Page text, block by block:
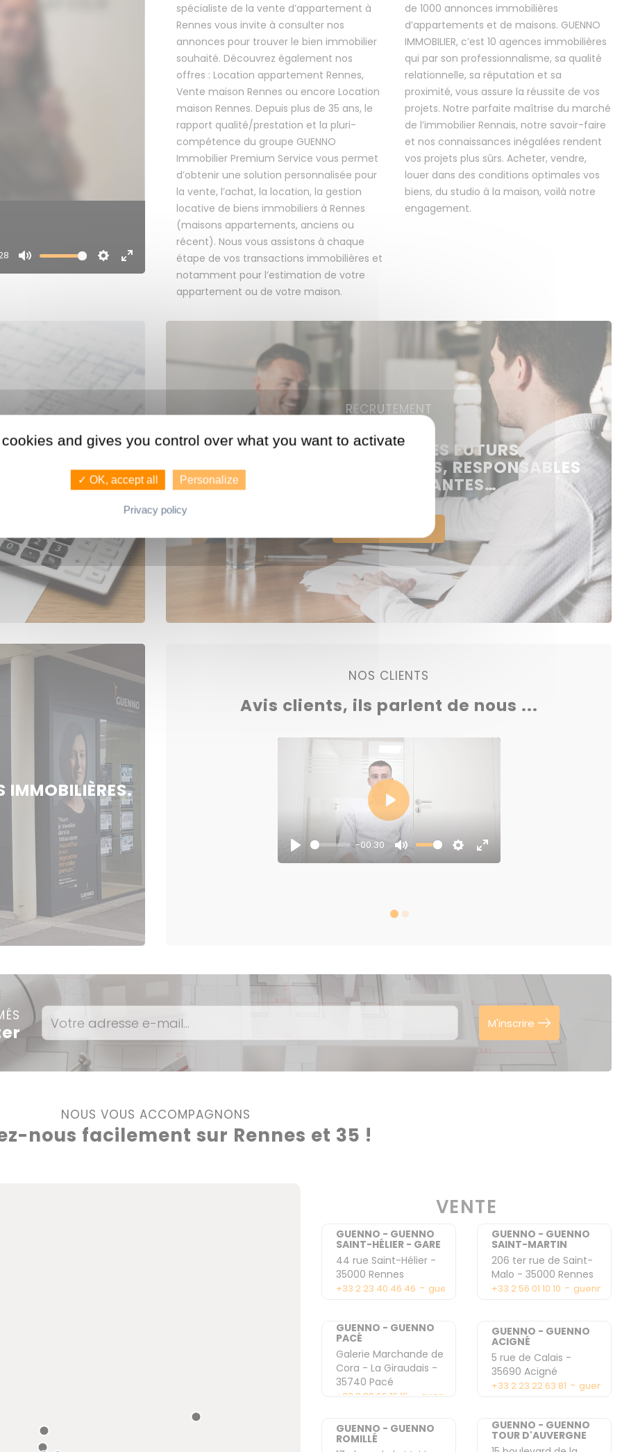
Settings
Enter
spécialiste de la vente d’appartement à
Rennes vous invite à consulter nos
annonces pour trouver le bien immobilier
souhaité. Découvrez également nos
offres : Location appartement Rennes,
Vente maison Rennes ou encore Location
maison Rennes. Depuis plus de 35 ans, le
rapport qualité/prestation et la pluri-
compétence du groupe GUENNO
Immobilier Premium Service vous permet
d’obtenir une solution personnalisée pour
la vente, l’achat, la location, la gestion
locative de biens immobiliers à Rennes
(maisons appartements, anciens ou
récent). Nous vous assistons à chaque
étape de vos transactions immobilières et
notamment pour l’estimation de votre
appartement ou de votre maison.
de 1000 annonces immobilières
d’appartements et de maisons. GUENNO
IMMOBILIER, c’est 10 agences immobilières
qui par son professionnalisme, sa qualité
relationnelle, sa réputation et sa
proximité, vous assure la réussite de vos
projets. Notre parfaite maîtrise du marché
de l’immobilier Rennais, notre savoir-faire
et nos connaissances inégalées rendent
vos projets plus sûrs. Acheter, vendre,
louer dans des conditions optimales vos
biens, du studio à la maison, voilà notre
engagement.
RECRUTEMENT
NOUS RECRUTONS DES FUTURS
CONSEILLERS NÉGOCIATEURS, RESPONSABLES
AGENCES, ASSISTANTES…
IMMOBILIÈRES.
NOS CLIENTS
Avis clients, ils parlent de nous ...
-00:30
Mute
Enter
Play
M'inscrire
NOUS VOUS ACCOMPAGNONS
nous facilement sur Rennes et 35 !
VENTE
GUENNO - GUENNO
SAINT-HÉLIER - GARE
44 rue Saint-Hélier -
35000 Rennes
+33 2 23 40 46 46 - guenno2@guenno.com
GUENNO - GUENNO
SAINT-MARTIN
206 ter rue de Saint-
Malo - 35000 Rennes
+33 2 56 01 10 10 -
GUENNO - GUENNO
PACÉ
Galerie Marchande de
Cora - La Giraudais -
35740 Pacé
+33 2 99 66 16 16 guennopace@gmail.com
GUENNO - GUENNO
ACIGNÉ
5 rue de Calais -
35690 Acigné
+33 2 23 22 63 81 -
GUENNO - GUENNO
ROMILLÉ
GUENNO - GUENNO
TOUR D'AUVERGNE
and gives you control over what you want to activate
✓ OK, accept all Personalize
Privacy policy